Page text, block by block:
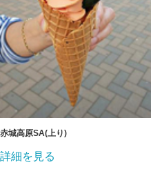
赤城高原SA(上り)
詳細を見る